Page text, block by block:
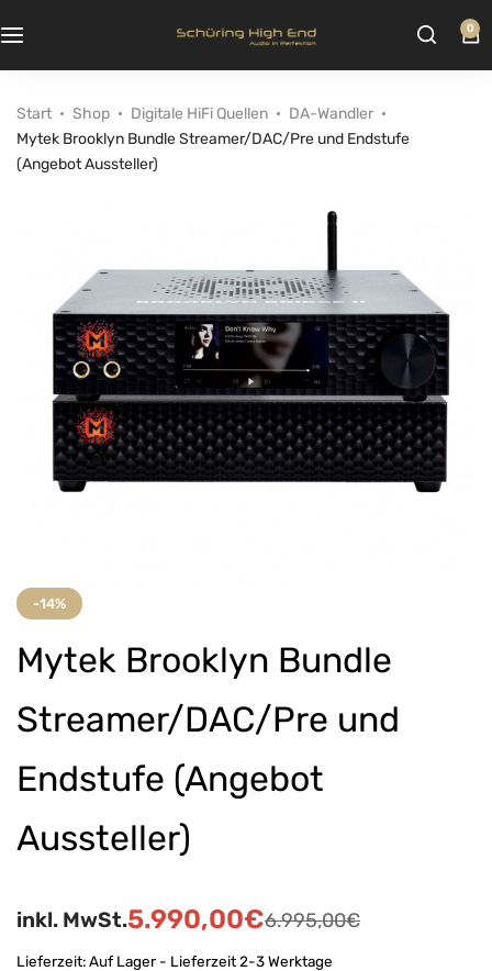
0
Start Shop Digitale HiFi Quellen
DA-Wandler
Mytek Brooklyn Bundle Streamer/DAC/Pre und Endstufe
(Angebot Aussteller)
-14%
Mytek Brooklyn Bundle
Streamer/DAC/Pre und
Endstufe (Angebot
Aussteller)
6.995,00€
5.990,00€
inkl. MwSt.
Lieferzeit:Auf Lager - Lieferzeit 2-3 Werktage